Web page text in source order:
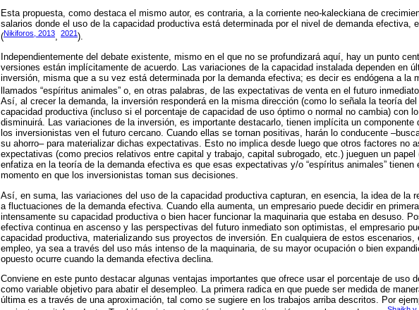
Esta propuesta, como destaca el mismo autor, es contraria, a la corriente neo-kaleckiana de
salarios donde el uso de la capacidad productiva está determinada por el nivel de demanda efectiva,
(Nikiforos, 2013, 2021).
Independientemente del debate existente, mismo en el que no se profundizará aquí, hay un punto
versiones están implícitamente de acuerdo. Las variaciones de la capacidad instalada dependen en
inversión, misma que a su vez está determinada por la demanda efectiva; es decir es endógena a la
llamados “espíritus animales” o, en otras palabras, de las expectativas de venta en el futuro
Así, al crecer la demanda, la inversión responderá en la misma dirección (como lo señala la teoría
capacidad productiva (incluso si el porcentaje de capacidad de uso óptimo o normal no cambia) con
disminuirá. Las variaciones de la inversión, es importante destacarlo, tienen implícita un componente
los inversionistas ven el futuro cercano. Cuando ellas se tornan positivas, harán lo conducente
su ahorro– para materializar dichas expectativas. Esto no implica desde luego que otros factores no
expectativas (como precios relativos entre capital y trabajo, capital subrogado, etc.) jueguen un
enfatiza en la teoría de la demanda efectiva es que esas expectativas y/o “espíritus animales” tienen
momento en que los inversionistas toman sus decisiones.
Así, en suma, las variaciones del uso de la capacidad productiva capturan, en esencia, la idea de la
a fluctuaciones de la demanda efectiva. Cuando ella aumenta, un empresario puede decidir en
intensamente su capacidad productiva o bien hacer funcionar la maquinaria que estaba en desuso.
efectiva continua en ascenso y las perspectivas del futuro inmediato son optimistas, el empresario
capacidad productiva, materializando sus proyectos de inversión. En cualquiera de estos escenarios,
empleo, ya sea a través del uso más intenso de la maquinaria, de su mayor ocupación o bien
opuesto ocurre cuando la demanda efectiva declina.
Conviene en este punto destacar algunas ventajas importantes que ofrece usar el porcentaje de uso
como variable objetivo para abatir el desempleo. La primera radica en que puede ser medida de
última es a través de una aproximación, tal como se sugiere en los trabajos arriba descritos. Por